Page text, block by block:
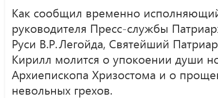
Как сообщил временно
руководителя Пресс-службы
Руси В.Р. Легойда, Святейший
Кирилл молится о упокоении души
Архиепископа Хризостома и о
невольных грехов.